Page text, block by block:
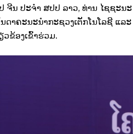
ຈີນ ປະຈຳ ສປປ ລາວ, ທ່ານ ໄຊຊະນ
ດາຄະນະນຳກະຊວງເຕັກໂນໂລຊີ ແລ
ຂ້ອງເຂົ້າຮ່ວມ.